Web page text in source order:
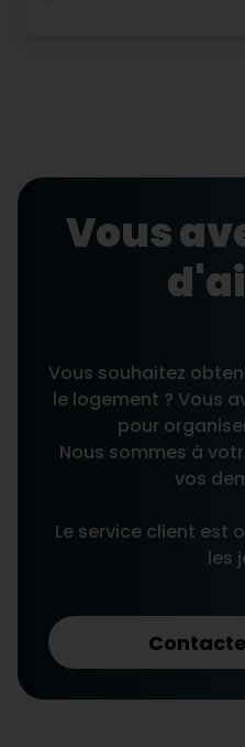
Vous
Vous souhaitez
le logement ? Vous
pour
Nous sommes à
vos
Le service client est
les